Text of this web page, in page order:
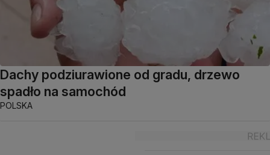
Dachy podziurawione od gradu, drzewo
spadło na samochód
POLSKA